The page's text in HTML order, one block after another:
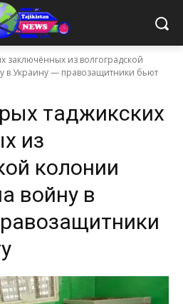
заключённых из волгоградской
в Украину — правозащитники бьют
таджикских
из
колонии
войну в